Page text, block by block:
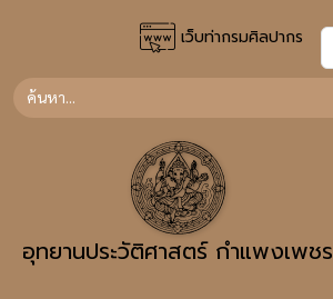
เว็บท่ากรมศิลปากร
อุทยานประวัติศาสตร์ กำแพงเพชร